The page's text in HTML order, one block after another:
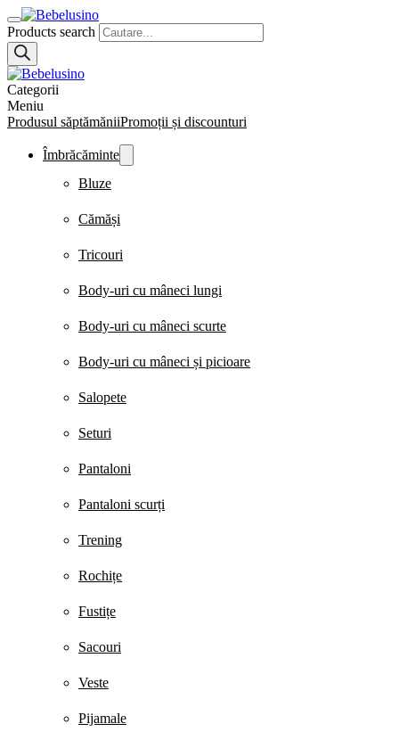
Products search
Categorii
Meniu
Produsul săptămăniiPromoții și discounturi
Îmbrăcăminte
Bluze
Cămăși
Tricouri
Body-uri cu mâneci lungi
Body-uri cu mâneci scurte
Body-uri cu mâneci și picioare
Salopete
Seturi
Pantaloni
Pantaloni scurți
Trening
Rochițe
Fustițe
Sacouri
Veste
Pijamale